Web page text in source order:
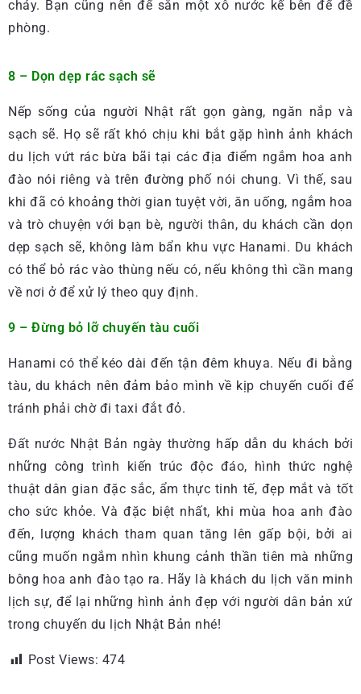
cháy. Bạn cũng nên để sẵn một xô nước kế bên để đề
phòng.
8 – Dọn dẹp rác sạch sẽ
Nếp sống của người Nhật rất gọn gàng, ngăn nắp và
sạch sẽ. Họ sẽ rất khó chịu khi bắt gặp hình ảnh khách
du lịch vứt rác bừa bãi tại các địa điểm ngắm hoa anh
đào nói riêng và trên đường phố nói chung. Vì thế, sau
khi đã có khoảng thời gian tuyệt vời, ăn uống, ngắm hoa
và trò chuyện với bạn bè, người thân, du khách cần dọn
dẹp sạch sẽ, không làm bẩn khu vực Hanami. Du khách
có thể bỏ rác vào thùng nếu có, nếu không thì cần mang
về nơi ở để xử lý theo quy định.
9 – Đừng bỏ lỡ chuyến tàu cuối
Hanami có thể kéo dài đến tận đêm khuya. Nếu đi bằng
tàu, du khách nên đảm bảo mình về kịp chuyến cuối để
tránh phải chờ đi taxi đắt đỏ.
Đất nước Nhật Bản ngày thường hấp dẫn du khách bởi
những công trình kiến trúc độc đáo, hình thức nghệ
thuật dân gian đặc sắc, ẩm thực tinh tế, đẹp mắt và tốt
cho sức khỏe. Và đặc biệt nhất, khi mùa hoa anh đào
đến, lượng khách tham quan tăng lên gấp bội, bởi ai
cũng muốn ngắm nhìn khung cảnh thần tiên mà những
bông hoa anh đào tạo ra. Hãy là khách du lịch văn minh
lịch sự, để lại những hình ảnh đẹp với người dân bản xứ
trong chuyến du lịch Nhật Bản nhé!
Post Views: 474